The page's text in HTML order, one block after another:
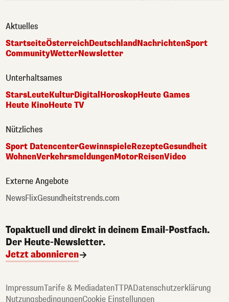
Aktuelles
StartseiteÖsterreichDeutschlandNachrichtenSport
CommunityWetterNewsletter
Unterhaltsames
StarsLeuteKulturDigital HoroskopHeute Games
Heute KinoHeute TV
Nützliches
Sport DatencenterGewinnspieleRezepteGesundheit
WohnenVerkehrsmeldungenMotorReisenVideo
Externe Angebote
NewsFlixGesundheitstrends.com
Topaktuell und direkt in deinem Email-Postfach.
Der Heute-Newsletter.
Jetzt abonnieren
ImpressumTarife & MediadatenTTPADatenschutzerklärung
NutzungsbedingungenCookie Einstellungen